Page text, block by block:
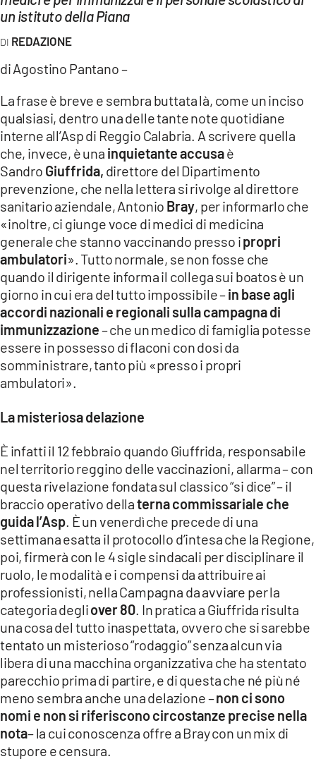
Network
LACITYMAG.IT
ILREGGINO.IT
COSENZACHANNEL.IT
ILVIBONESE.IT
CATANZAROCHANNEL.IT
LACAPITALENEWS.IT
App
ANDROID
APPLE
un istituto della Piana
REDAZIONE
di Agostino Pantano –
La frase è breve e sembra buttata là, come un inciso
qualsiasi, dentro una delle tante note quotidiane
interne all’Asp di Reggio Calabria. A scrivere quella
che, invece, è una inquietante accusaè
Sandro Giuffrida, direttore del Dipartimento
prevenzione, che nella lettera si rivolge al direttore
sanitario aziendale, Antonio Bray, per informarlo che
«inoltre, ci giunge voce di medici di medicina
generale che stanno vaccinando presso ipropri
ambulatori». Tutto normale, se non fosse che
quando il dirigente informa il collega sui boatos è un
giorno in cui era del tutto impossibile –in base agli
accordi nazionali e regionali sulla campagna di
immunizzazione– che un medico di famiglia potesse
essere in possesso di flaconi con dosi da
somministrare, tanto più «presso i propri
ambulatori».
La misteriosa delazione
È infatti il 12 febbraio quando Giuffrida, responsabile
nel territorio reggino delle vaccinazioni, allarma – con
questa rivelazione fondata sul classico “si dice” – il
braccio operativo dellaterna commissariale che
guida l’Asp. È un venerdì che precede di una
settimana esatta il protocollo d’intesa che la Regione,
poi, firmerà con le 4 sigle sindacali per disciplinare il
ruolo, le modalità e i compensi da attribuire ai
professionisti, nella Campagna da avviare per la
categoria degliover 80. In pratica a Giuffrida risulta
una cosa del tutto inaspettata, ovvero che si sarebbe
tentato un misterioso “rodaggio” senza alcun via
libera di una macchina organizzativa che ha stentato
parecchio prima di partire, e di questa che né più né
meno sembra anche una delazione –non ci sono
nomi e non si riferiscono circostanze precise nella
nota– la cui conoscenza offre a Bray con un mix di
stupore e censura.